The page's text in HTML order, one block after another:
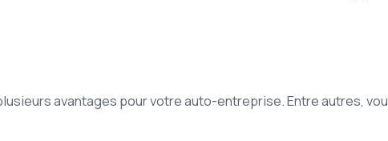
avantages pour votre auto-entreprise. Entre autres,